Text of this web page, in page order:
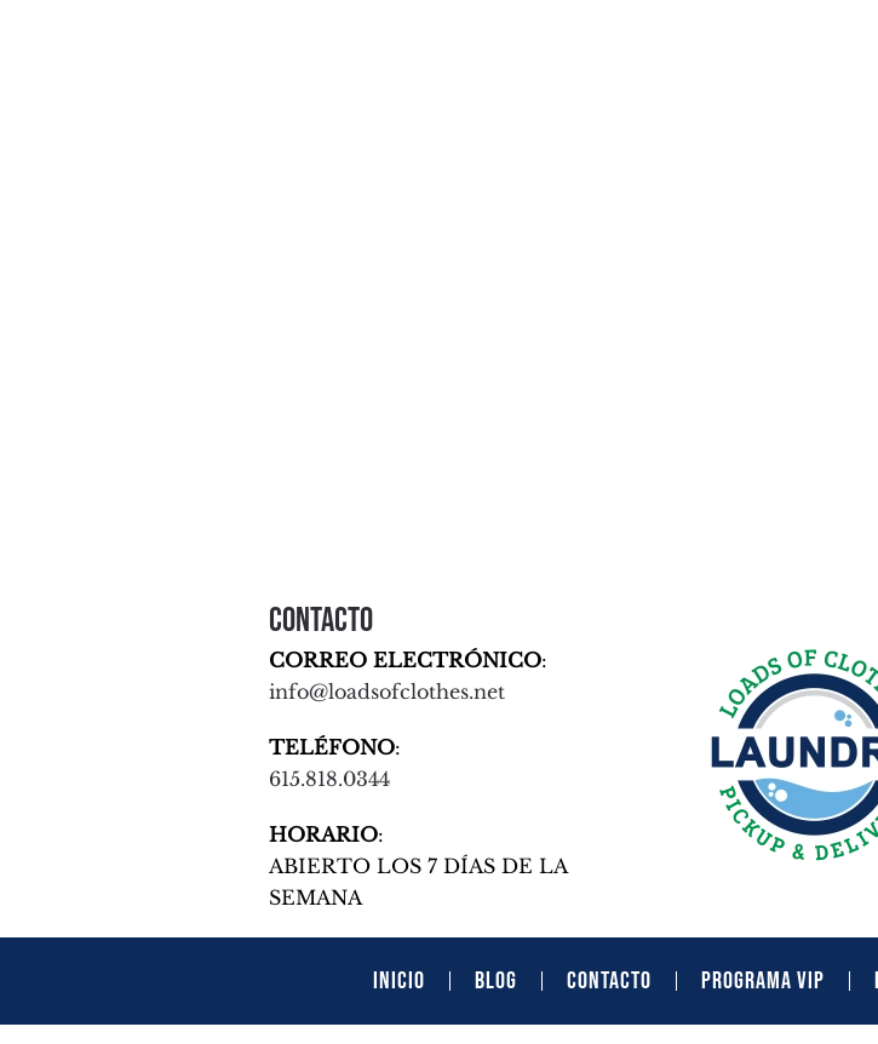
Contacto
CORREO ELECTRÓNICO:
info@loadsofclothes.net
TELÉFONO:
615.818.0344
HORARIO:
ABIERTO LOS 7 DÍAS DE LA
SEMANA
INICIO BLOG CONTACTO PROGRAMA VIP